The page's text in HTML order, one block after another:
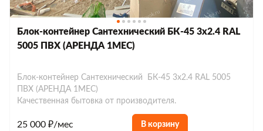
Блок-контейнер Сантехнический БК-45 3х2.4 RAL
5005 ПВХ (АРЕНДА 1МЕС)
Блок-контейнер Сантехнический БК-45 3х2.4 RAL 5005
ПВХ (АРЕНДА 1МЕС)
Качественная бытовка от производителя.
25 000 ₽/мес В корзину